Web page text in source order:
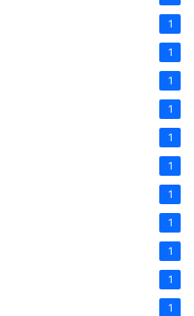
1
1
1
1
1
1
1
1
1
1
1